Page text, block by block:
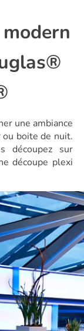
une ambiance
ou boite de nuit.
découpez sur
découpe plexi